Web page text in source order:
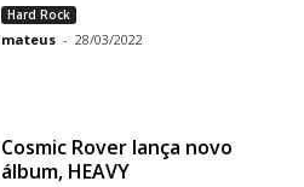
Hard Rock
mateus - 28/03/2022
Cosmic Rover lança novo
álbum, HEAVY